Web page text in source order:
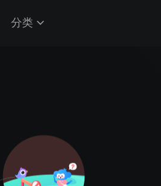
分类